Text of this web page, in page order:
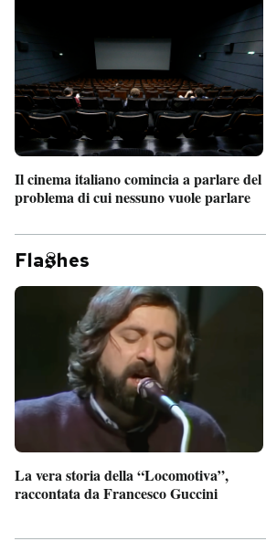
Il cinema italiano comincia a parlare del
problema di cui nessuno vuole parlare
Fla hes
La vera storia della “Locomotiva”,
raccontata da Francesco Guccini